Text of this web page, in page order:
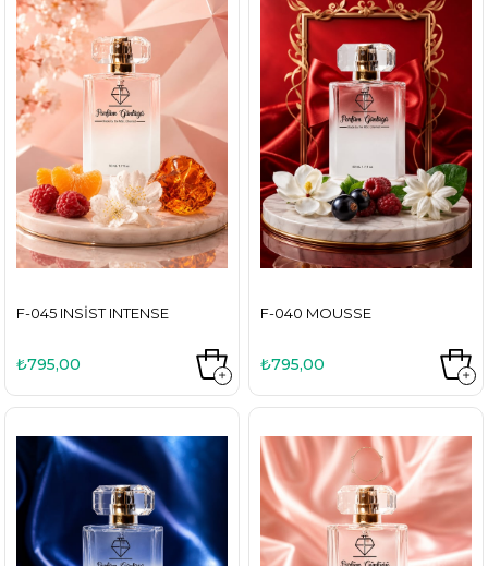
F-045 INSIST INTENSE
₺795,00
F-040 MOUSSE
₺795,00